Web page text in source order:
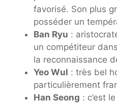
favorisé. Son plus
posséder un
Ban Ryu :
un compétiteur
la reconnaissance
Yeo Wul : très bel
particulièrement
Han Seong : c’est